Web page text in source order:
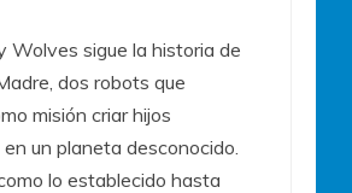
Wolves sigue la historia de
dos robots que
misión criar hijos
un planeta desconocido.
lo establecido hasta